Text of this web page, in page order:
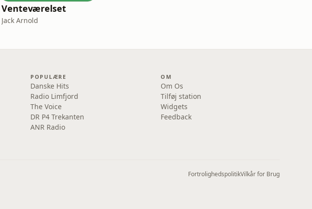
Venteværelset
Jack Arnold
POPULÆRE
Danske Hits
Radio Limfjord
The Voice
DR P4 Trekanten
ANR Radio
OM
Om Os
Tilføj station
Widgets
Feedback
FortrolighedspolitikVilkår for Brug